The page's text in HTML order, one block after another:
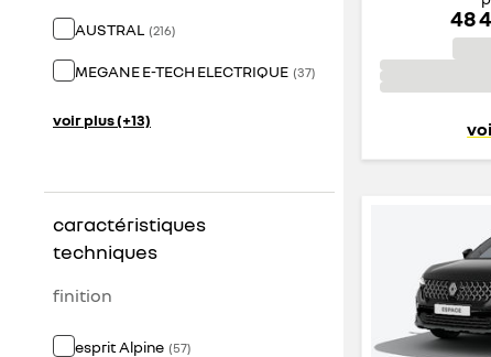
AUSTRAL (216)
MEGANE E-TECH ELECTRIQUE (37)
voir plus (+13)
caractéristiques
techniques
finition
esprit Alpine (57)
48